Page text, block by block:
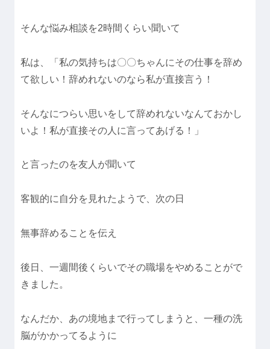
そんな悩み相談を2時間くらい聞いて
私は、「私の気持ちは〇〇ちゃんにその仕事を辞め
て欲しい！辞めれないのなら私が直接言う！
そんなにつらい思いをして辞めれないなんておかし
いよ！私が直接その人に言ってあげる！」
と言ったのを友人が聞いて
客観的に自分を見れたようで、次の日
無事辞めることを伝え
後日、一週間後くらいでその職場をやめることがで
きました。
なんだか、あの境地まで行ってしまうと、一種の洗
脳がかかってるように